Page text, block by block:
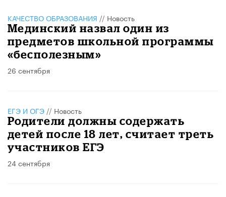
КАЧЕСТВО ОБРАЗОВАНИЯ // Новость
Мединский назвал один из
предметов школьной программы
«бесполезным»
26 сентября
ЕГЭ И ОГЭ // Новость
Родители должны содержать
детей после 18 лет, считает треть
участников ЕГЭ
24 сентября